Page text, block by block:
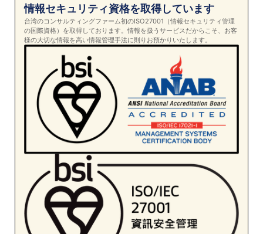
情報セキュリティ資格を取得しています
台湾のコンサルティングファーム初のISO27001（情報セキュリティ管理
の国際資格）を取得しております。情報を扱うサービスだからこそ、お客
様の大切な情報を高い情報管理手法に則りお預かりいたします。